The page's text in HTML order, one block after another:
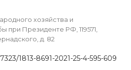
хозяйства и
при Президенте РФ, 119571,
д. 82
1813-8691-2021-25-4-595-609